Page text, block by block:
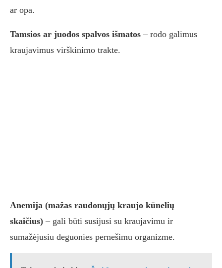
ar opa.
Tamsios ar juodos spalvos išmatos – rodo galimus
kraujavimus virškinimo trakte.
Anemija (mažas raudonųjų kraujo kūnelių
skaičius) – gali būti susijusi su kraujavimu ir
sumažėjusiu deguonies pernešimu organizme.